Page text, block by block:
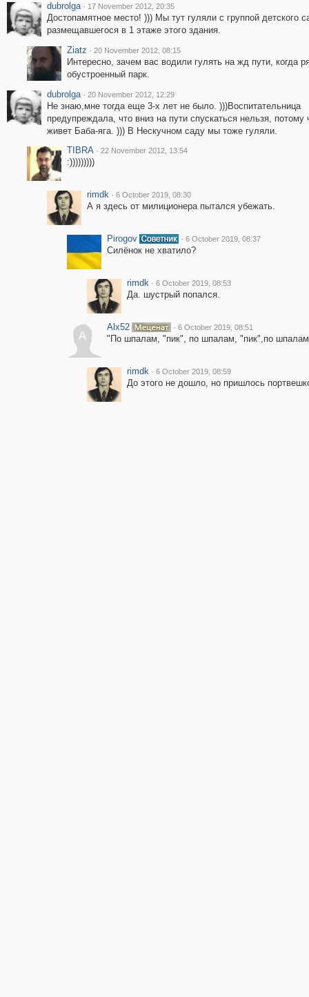
dubrolga · 17 November 2012, 20:35
Достопамятное место! ))) Мы тут гуляли с группой детского
размещавшегося в 1 этаже этого здания.
Ziatz · 20 November 2012, 08:15
Интересно, зачем вас водили гулять на жд пути, когда
обустроенный парк.
dubrolga · 20 November 2012, 12:29
Не знаю,мне тогда еще 3-х лет не было. )))Воспитательница
предупреждала, что вниз на пути спускаться нельзя, потому
живет Баба-яга. ))) В Нескучном саду мы тоже гуляли.
TIBRA · 22 November 2012, 13:54
:)))))))))
rimdk · 6 October 2019, 08:30
А я здесь от милиционера пытался убежать.
Pirogov · 6 October 2019, 08:37
Силёнок не хватило?
rimdk · 6 October 2019, 08:53
Да. шустрый попался.
A
Alx52 · 6 October 2019, 08:51
"По шпалам, "пик", по шпалам, "пик",по
rimdk · 6 October 2019, 08:59
До этого не дошло, но пришлось